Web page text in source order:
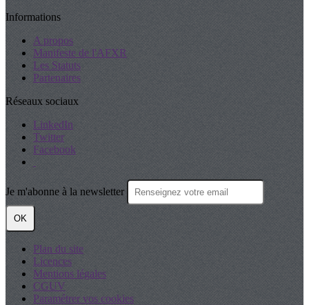
Informations
A propos
Manifeste de l'AFXR
Les Statuts
Partenaires
Réseaux sociaux
LinkedIn
Twitter
Facebook
Je m'abonne à la newsletter
OK
Plan du site
Licences
Mentions légales
CGUV
Paramétrer vos cookies